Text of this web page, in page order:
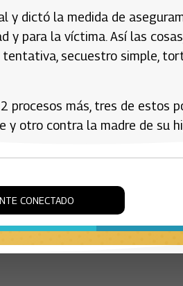
y dictó la medida de
y para la víctima. Así las
secuestro simple,
procesos más, tres de estos
y otro contra la madre de su
CONECTADO